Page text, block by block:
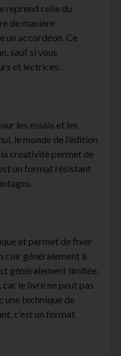
reprend celle du
de manière
un accordéon. Ce
sauf si vous
et lectrices.
les essais et les
le monde de l’édition
créativité permet de
un format résistant
et permet de fixer
cuir généralement à
généralement limitée.
le livre ne peut pas
une technique de
c’est un format